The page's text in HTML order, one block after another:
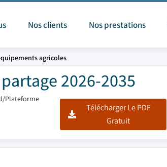
Nos clients Nos prestations
agricoles
2026-2035
Plateforme
Télécharger Le PDF
Gratuit